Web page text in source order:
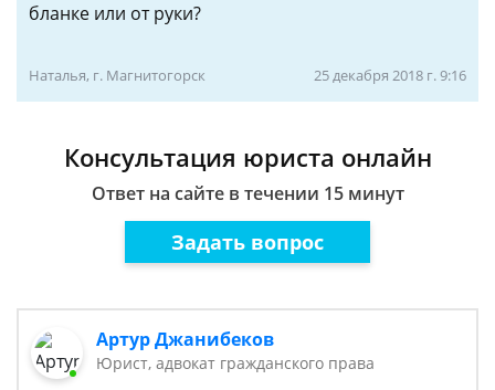
бланке или от руки?
Наталья, г. Магнитогорск 25 декабря 2018 г. 9:16
Консультация юриста онлайн
Ответ на сайте в течении 15 минут
Задать вопрос
Артур Джанибеков
Юрист, адвокат гражданского права